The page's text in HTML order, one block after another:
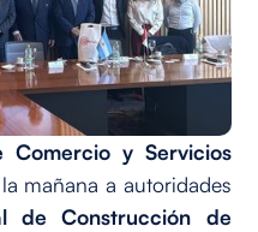
Comercio y Servicios
mañana a autoridades
de Construcción de